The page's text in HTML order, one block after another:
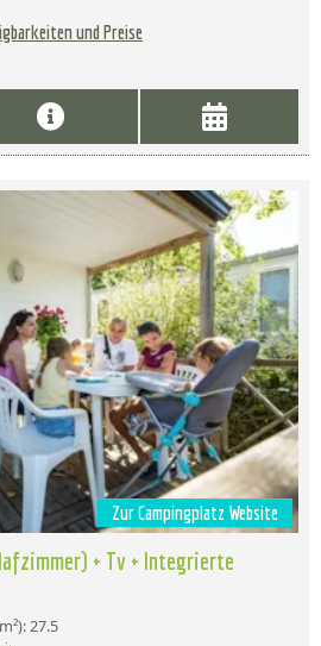
und Preise
Zur Campingplatz Website
+ Tv + Integrierte
27.5